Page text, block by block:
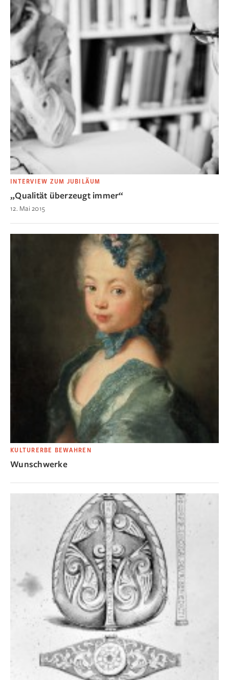
INTERVIEW ZUM JUBILÄUM
„Qualität überzeugt immer“
12. Mai 2015
KULTURERBE BEWAHREN
Wunschwerke